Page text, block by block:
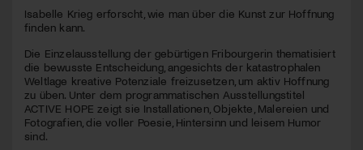
seconds
Isabelle Krieg erforscht, wie man über die Kunst zur Hoffnung
finden kann.
Die Einzelausstellung der gebürtigen Fribourgerin thematisiert
die bewusste Entscheidung, angesichts der katastrophalen
Weltlage kreative Potenziale freizusetzen, um aktiv Hoffnung
zu üben. Unter dem programmatischen Ausstellungstitel
ACTIVE HOPE zeigt sie Installationen, Objekte, Malereien und
Fotografien, die voller Poesie, Hintersinn und leisem Humor
sind.
Jetzt Mitglied werden